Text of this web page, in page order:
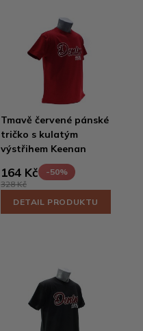
Tmavě červené pánské
tričko s kulatým
výstřihem Keenan
164 Kč
-50%
328 Kč
DETAIL PRODUKTU